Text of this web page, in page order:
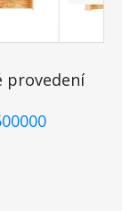
provedení